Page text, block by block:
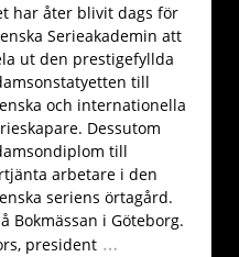
har åter blivit dags för
Serieakademin att
ut den prestigefyllda
till
och internationella
Dessutom
till
arbetare i den
seriens örtagård.
Bokmässan i Göteborg.
president …